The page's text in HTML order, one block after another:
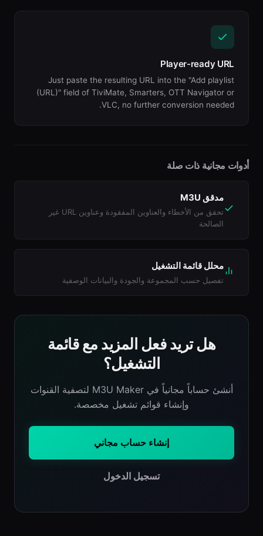
Player-ready URL
Just paste the resulting URL into the "Add playlist
(URL)" field of TiviMate, Smarters, OTT Navigator or
VLC, no further conversion needed.
أدوات مجانية ذات صلة
مدقق M3U
تحقق من الأخطاء والعناوين المفقودة وعناوين URL غير
الصالحة
محلل قائمة التشغيل
تفصيل حسب المجموعة والجودة والبيانات الوصفية
هل تريد فعل المزيد مع قائمة
التشغيل؟
أنشئ حساباً مجانياً في M3U Maker لتصفية القنوات
وإنشاء قوائم تشغيل مخصصة.
إنشاء حساب مجاني
تسجيل الدخول